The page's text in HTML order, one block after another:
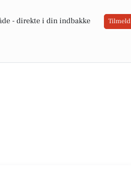
- direkte i din indbakke Tilmeld